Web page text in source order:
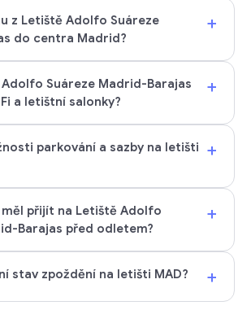
z Letiště Adolfo Suáreze
do centra Madrid?
+
Suáreze Madrid-Barajas
a letištní salonky?
+
parkování a sazby na letišti
+
měl přijít na Letiště Adolfo
Barajas před odletem?
+
stav zpoždění na letišti MAD? +